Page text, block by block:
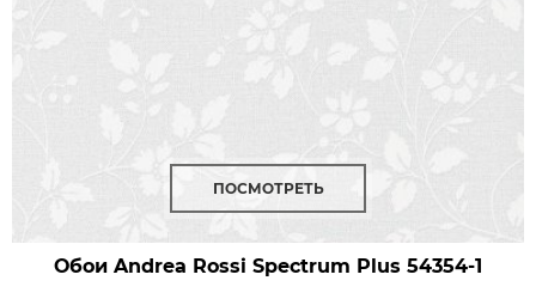
ПОСМОТРЕТЬ
Обои Andrea Rossi Spectrum Plus 54354-1